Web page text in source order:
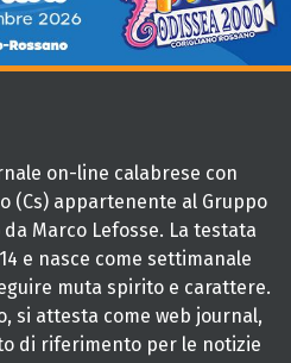
on-line calabrese con
(Cs) appartenente al Gruppo
Marco Lefosse. La testata
e nasce come settimanale
muta spirito e carattere.
si attesta come web journal,
di riferimento per le notizie